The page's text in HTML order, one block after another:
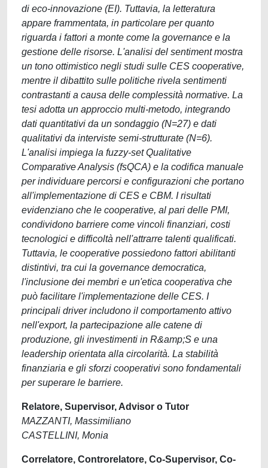
di eco-innovazione (EI). Tuttavia, la letteratura
appare frammentata, in particolare per quanto
riguarda i fattori a monte come la governance e la
gestione delle risorse. L'analisi del sentiment mostra
un tono ottimistico negli studi sulle CES cooperative,
mentre il dibattito sulle politiche rivela sentimenti
contrastanti a causa delle complessità normative. La
tesi adotta un approccio multi-metodo, integrando
dati quantitativi da un sondaggio (N=27) e dati
qualitativi da interviste semi-strutturate (N=6).
L'analisi impiega la fuzzy-set Qualitative
Comparative Analysis (fsQCA) e la codifica manuale
per individuare percorsi e configurazioni che portano
all'implementazione di CES e CBM. I risultati
evidenziano che le cooperative, al pari delle PMI,
condividono barriere come vincoli finanziari, costi
tecnologici e difficoltà nell'attrarre talenti qualificati.
Tuttavia, le cooperative possiedono fattori abilitanti
distintivi, tra cui la governance democratica,
l'inclusione dei membri e un'etica cooperativa che
può facilitare l'implementazione delle CES. I
principali driver includono il comportamento attivo
nell'export, la partecipazione alle catene di
produzione, gli investimenti in R&amp;S e una
leadership orientata alla circolarità. La stabilità
finanziaria e gli sforzi cooperativi sono fondamentali
per superare le barriere.
Relatore, Supervisor, Advisor o Tutor
MAZZANTI, Massimiliano
CASTELLINI, Monia
Correlatore, Controrelatore, Co-Supervisor, Co-